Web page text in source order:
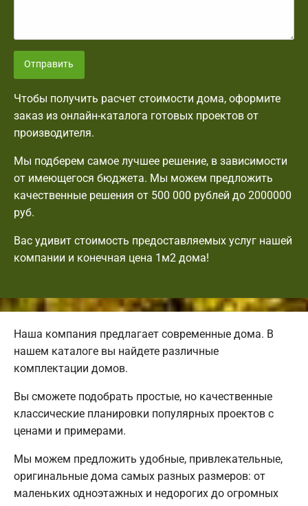
Отправить
Чтобы получить расчет стоимости дома, оформите
заказ из онлайн-каталога готовых проектов от
производителя.
Мы подберем самое лучшее решение, в зависимости
от имеющегося бюджета. Мы можем предложить
качественные решения от 500 000 рублей до 2000000
руб.
Вас удивит стоимость предоставляемых услуг нашей
компании и конечная цена 1м2 дома!
Наша компания предлагает современные дома. В
нашем каталоге вы найдете различные
комплектации домов.
Вы сможете подобрать простые, но качественные
классические планировки популярных проектов с
ценами и примерами.
Мы можем предложить удобные, привлекательные,
оригинальные дома самых разных размеров: от
маленьких одноэтажных и недорогих до огромных